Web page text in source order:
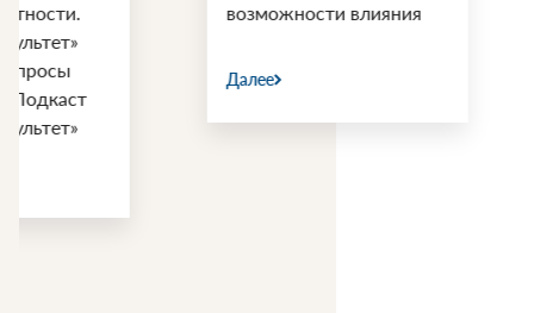
возможности влияния
Далее
перспективы